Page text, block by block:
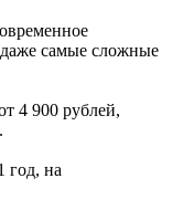
самые сложные
4 900 рублей,
год, на